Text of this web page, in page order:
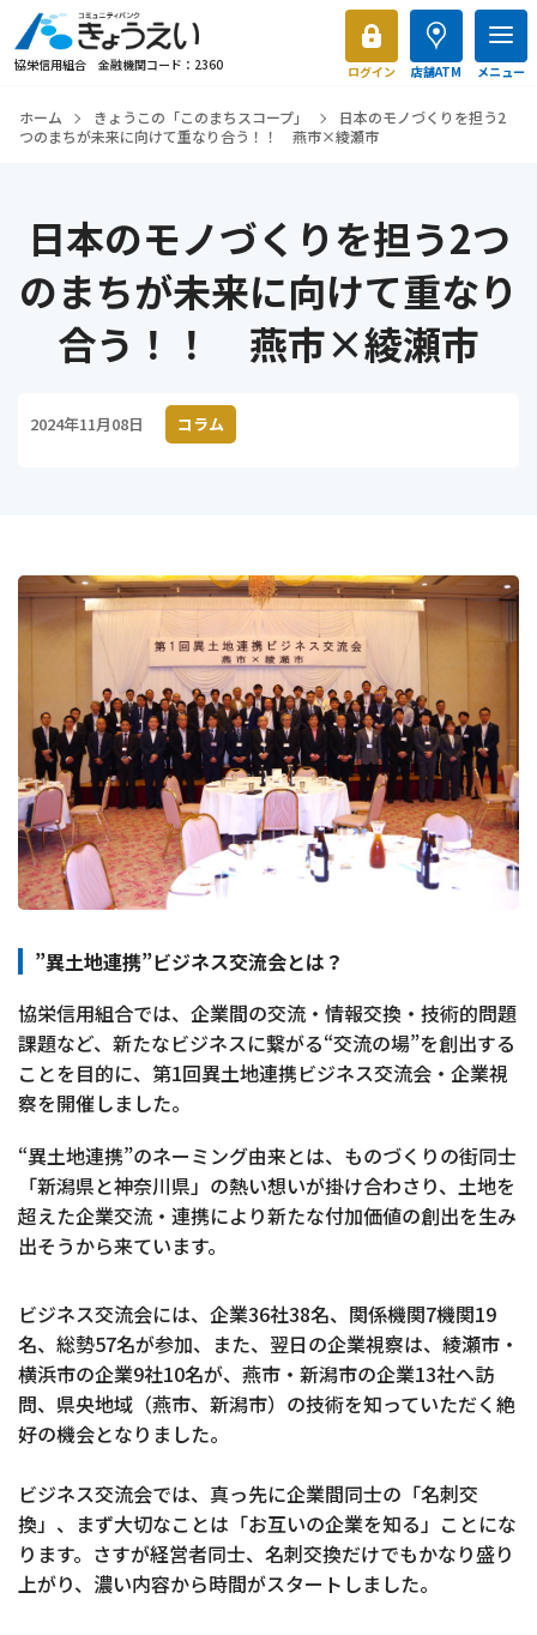
協栄信用組合 金融機関コード：2360 ログイン 店舗ATM メニュー
ホーム きょうこの「このまちスコープ」
日本のモノづくりを担う2
つのまちが未来に向けて重なり合う！！ 燕市×綾瀬市
日本のモノづくりを担う2つ
のまちが未来に向けて重なり
合う！！ 燕市×綾瀬市
2024年11月08日 コラム
”異土地連携”ビジネス交流会とは？
協栄信用組合では、企業間の交流・情報交換・技術的問題
課題など、新たなビジネスに繋がる“交流の場”を創出する
ことを目的に、第1回異土地連携ビジネス交流会・企業視
察を開催しました。
“異土地連携”のネーミング由来とは、ものづくりの街同士
「新潟県と神奈川県」の熱い想いが掛け合わさり、土地を
超えた企業交流・連携により新たな付加価値の創出を生み
出そうから来ています。
ビジネス交流会には、企業36社38名、関係機関7機関19
名、総勢57名が参加、また、翌日の企業視察は、綾瀬市・
横浜市の企業9社10名が、燕市・新潟市の企業13社へ訪
問、県央地域（燕市、新潟市）の技術を知っていただく絶
好の機会となりました。
ビジネス交流会では、真っ先に企業間同士の「名刺交
換」、まず大切なことは「お互いの企業を知る」ことにな
ります。さすが経営者同士、名刺交換だけでもかなり盛り
上がり、濃い内容から時間がスタートしました。